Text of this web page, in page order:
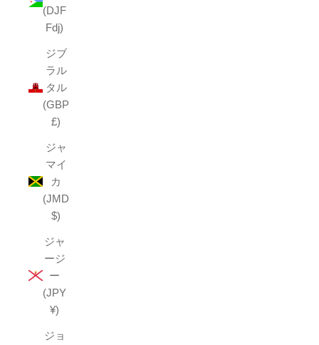
(DJF
Fdj)
ジブ
ラル
タル
(GBP
£)
ジャ
マイ
カ
(JMD
$)
ジャ
ージ
ー
(JPY
¥)
ジョ